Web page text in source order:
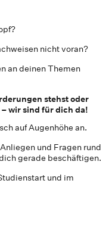
nicht voran?
an deinen Themen
stehst oder
wir sind für dich da!
auf Augenhöhe an.
und Fragen rund
gerade beschäftigen.
und im